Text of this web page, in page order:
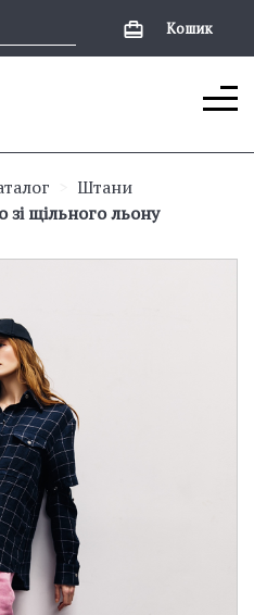
Кошик
Штани
щільного льону